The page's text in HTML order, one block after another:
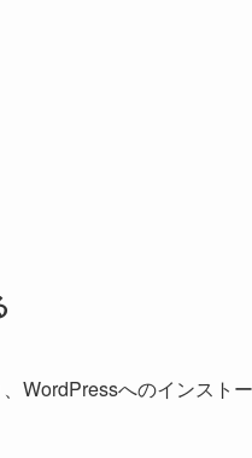
WordPressへのインスト